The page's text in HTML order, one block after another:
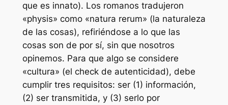
que es innato). Los romanos tradujeron
«physis» como «natura rerum» (la naturaleza
de las cosas), refiriéndose a lo que las
cosas son de por sí, sin que nosotros
opinemos. Para que algo se considere
«cultura» (el checkde autenticidad), debe
cumplir tres requisitos: ser (1) información,
(2) ser transmitida, y (3) serlo por